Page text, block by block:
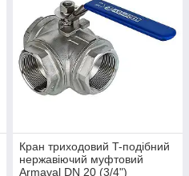
Кран триходовий T-подібний
нержавіючий муфтовий
Armaval DN 20 (3/4")